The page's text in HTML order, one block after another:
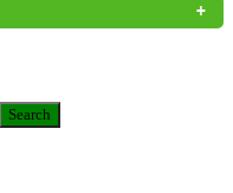
Search